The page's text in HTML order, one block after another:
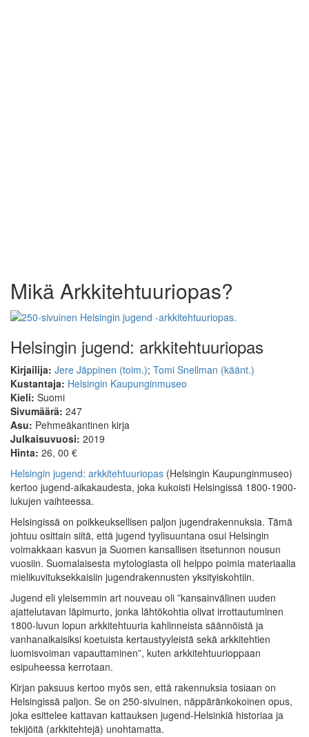
Mikä Arkkitehtuuriopas?
Helsingin jugend: arkkitehtuuriopas
Kirjailija: Jere Jäppinen (toim.); Tomi Snellman (käänt.)
Kustantaja: Helsingin Kaupunginmuseo
Kieli: Suomi
Sivumäärä: 247
Asu: Pehmeäkantinen kirja
Julkaisuvuosi: 2019
Hinta: 26, 00 €
Helsingin jugend: arkkitehtuuriopas (Helsingin Kaupunginmuseo)
kertoo jugend-aikakaudesta, joka kukoisti Helsingissä 1800-1900-
lukujen vaihteessa.
Helsingissä on poikkeuksellisen paljon jugendrakennuksia. Tämä
johtuu osittain siitä, että jugend tyylisuuntana osui Helsingin
voimakkaan kasvun ja Suomen kansallisen itsetunnon nousun
vuosiin. Suomalaisesta mytologiasta oli helppo poimia materiaalia
mielikuvituksekkaisiin jugendrakennusten yksityiskohtiin.
Jugend eli yleisemmin art nouveau oli ”kansainvälinen uuden
ajattelutavan läpimurto, jonka lähtökohtia olivat irrottautuminen
1800-luvun lopun arkkitehtuuria kahlinneista säännöistä ja
vanhanaikaisiksi koetuista kertaustyyleistä sekä arkkitehtien
luomisvoiman vapauttaminen”, kuten arkkitehtuurioppaan
esipuheessa kerrotaan.
Kirjan paksuus kertoo myös sen, että rakennuksia tosiaan on
Helsingissä paljon. Se on 250-sivuinen, näppäränkokoinen opus,
joka esittelee kattavan kattauksen jugend-Helsinkiä historiaa ja
tekijöitä (arkkitehtejä) unohtamatta.